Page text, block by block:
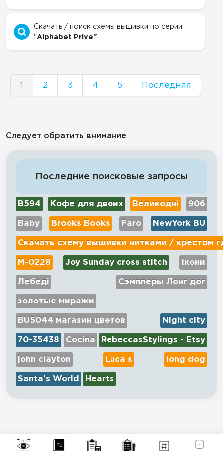
Скачать / поиск схемы вышивки по серии
"Alphabet Prive"
1 2 3 4 5 Последняя
Следует обратить внимание
Последние поисковые запросы
В594 Кофе для двоих Великодні 906
Baby Brooks Books Faro NewYork BU
Скачать схему вышивки нитками / крестом
М-0228 Joy Sunday cross stitch Ікони
Лебеді Сэмплеры Лонг дог
золотые миражи
BU5044 магазин цветов Night city
70-35438 Cocina RebeccasStylings - Etsy
john clayton Luca s long dog
Santa's World Hearts